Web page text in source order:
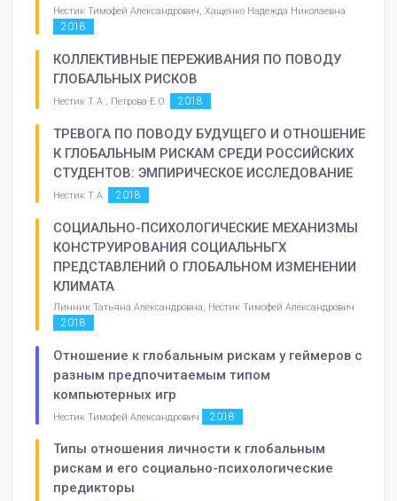
Нестик Тимофей Александрович, Хащенко Надежда Николаевна
2018
КОЛЛЕКТИВНЫЕ ПЕРЕЖИВАНИЯ ПО ПОВОДУ
ГЛОБАЛЬНЫХ РИСКОВ
Нестик Т.А., Петрова Е.О. 2018
ТРЕВОГА ПО ПОВОДУ БУДУЩЕГО И ОТНОШЕНИЕ
К ГЛОБАЛЬНЫМ РИСКАМ СРЕДИ РОССИЙСКИХ
СТУДЕНТОВ: ЭМПИРИЧЕСКОЕ ИССЛЕДОВАНИЕ
Нестик Т.А. 2018
СОЦИАЛЬНО-ПСИХОЛОГИЧЕСКИЕ МЕХАНИЗМЫ
КОНСТРУИРОВАНИЯ СОЦИАЛЬНЬГХ
ПРЕДСТАВЛЕНИЙ О ГЛОБАЛЬНОМ ИЗМЕНЕНИИ
КЛИМАТА
Линник Татьяна Александровна, Нестик Тимофей Александрович
2018
Отношение к глобальным рискам у геймеров с
разным предпочитаемым типом
компьютерных игр
Нестик Тимофей Александрович 2018
Типы отношения личности к глобальным
рискам и его социально-психологические
предикторы